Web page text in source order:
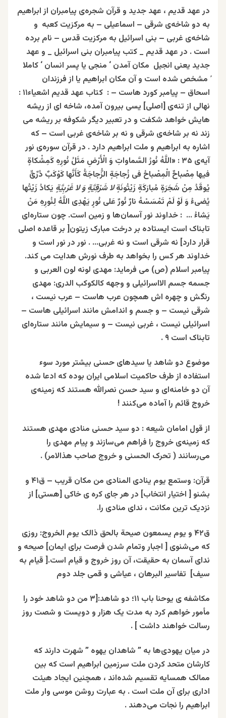
در عهد قدیم ، عهد جدید و قرآن شجره‌‌ی پیامبران از ابراهیم
به دو شاخه‌ی شرقی – اسماعیلی – به مرکزیت کعبه و
شاخه‌ی غربی – بنی اسرائیل به مرکزیت قدس – نام برده‌
است . در عهد قدیم _ کتب پیامبران بنی اسرائیل _ و عهد
جدید یعنی انجیل مکان آمدن ‘ منجی یا پسر انسان ‘ کاملا
ً مشخص شده است و آن مکان ابراهیم یا از فرزندان
اسحاق – پیامبر کورد هاست – : کتاب عهد قدیم اشعیاء۱۱ :
نهالی از تنه‌ی [اصلی] یسی بیرون آمده، شاخه ای از ریشه
هایش خواهد شکفت و در تعبیر دیگر شکوفه بر ریشه می
زند نه بر شاخه‌ی شرقی و نه بر شاخه‌ی غربی است – که
اشاره به ابراهیم و ملت ابراهیم دارد . در قرآن سوره‌ی نور
آیه‌ی ۳۵ : «اللَّهُ نُورُ السَّماواتِ وَ الْأَرْضِ مَثَلُ نُورِهِ کَمِشْکاةٍ
فیها مِصْباحٌ الْمِصْباحُ فی‏ زُجاجَةٍ الزُّجاجَةُ کَأَنَّها کَوْکَبٌ دُرِّیٌّ
یُوقَدُ مِنْ شَجَرَةٍ مُبارَکَةٍ زَیْتُونَةٍلا شَرْقِیَّةٍ وَ لا غَرْبِیَّةٍ یَکادُ زَیْتُها
یُضی‏ءُ وَ لَوْ لَمْ تَمْسَسْهُ نارٌ نُورٌ عَلى‏ نُورٍ یَهْدِی اللَّهُ لِنُورِهِ مَنْ
یَشاءُ … : خداوند نور آسمان‌ها و زمین است. چون ستاره‌ای
تابناک است ایستاده بر درخت مبارک زیتون[ بر قاعده اصلی
قرار دارد] نه شرقی است و نه غربی… . نور در نور است و
خداوند هر کس را بخواهد به طرف نورش هدایت می کند.
پیامبر اسلام (ص) می فرماید: مهدی لونه لون العربی و
جسمه جسم الااسرائیلی و وجهه کالکوکب الدری: مهدی
رنگش و چهره اش همچون عرب‌ هاست – عرب نیست ،
شرقی نیست – و جسم و اندامش مانند اسرائیلی هاست –
اسرائیلی نیست ، غربی نیست – و سیمایش مانند ستاره‌ای
تابناک است ۹ .
موضوع دو شاهد یا سیدهای حسنی بیشتر مورد سوء
استفاده از طرف حاکمیت اسلامی ایران بوده که ادعا شده
آن دو خامنه‌ای و سید حسن نصرالله هستند که زمینه‌ی
خروج قائم را آماده می‌کنند !
از قول امامان شیعه : دو سید حسنی منادی مهدی هستند
که زمینه‌ی خروج را فراهم می‌سازند و پیام مهدی را
می‌رسانند ( تحرک الحسنی و خروج صاحب هذالامر) .
قرآن: وستمع یوم ینادی المنادی من مکان قریب – ق۴۱ و
بشنو [ اختیار انتخاب] در هر جای کره ی خاکی [هستی] از
نزدیک ترین مکانت ، ندای منادی را.
ق۴۲ و یوم یسمعون صیحة بالحق ذالک یوم الخروج: روزی
که می‌شنوی [ اجبار وتمام شدن فرصت برای ایمان] صیحه‌ و
ندای آسمان به حقیقت، آن روز خروج و قیام است.[ قیام به
سیف] تفاسیر البرهان ، عیاشی و قمی جلد دوم
مکاشفه ی یوحنا باب ۱۱؛ دو شاهد:[۳ من دو شاهد خود را
مأمور خواهم کرد به مدت یک هزار و دویست و شصت روز
رسالت خواهند داشت ] .
در میان یهودی‌ها به ” شاهدان یهوه ” شهرت دارند که
کارشان متحد کردن ملت سرزمین ابراهیم است که بین
ممالک همسایه تقسیم شده‌اند ، همچنین ایجاد هیئت
اداری برای آن ملت است . به عبارت روشن موسی وار ملت
ابراهیم را نجات می‌دهند .